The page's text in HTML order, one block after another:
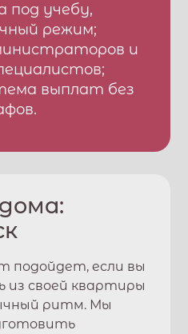
под учебу,
режим;
и
выплат без
подойдет, если вы
своей квартиры
ритм. Мы